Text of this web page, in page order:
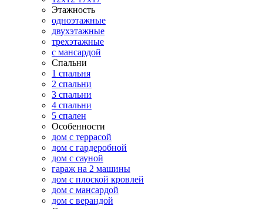
Этажность
одноэтажные
двухэтажные
трехэтажные
с мансардой
Спальни
1 спальня
2 спальни
3 спальни
4 спальни
5 спален
Особенности
дом с террасой
дом с гардеробной
дом с сауной
гараж на 2 машины
дом с плоской кровлей
дом с мансардой
дом с верандой